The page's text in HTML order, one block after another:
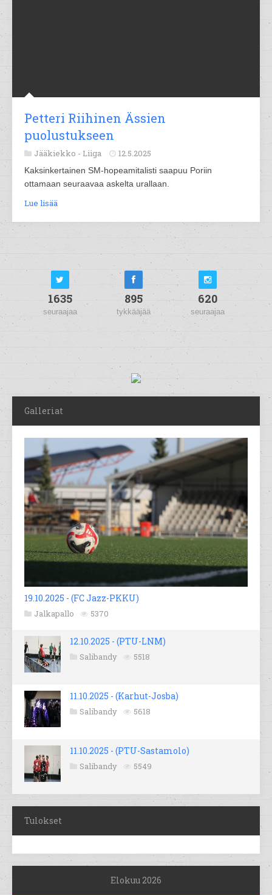
Petteri Riihinen Ässien
puolustukseen
Jääkiekko - Liiga 12.5.2025
Kaksinkertainen SM-hopeamitalisti saapuu Poriin
ottamaan seuraavaa askelta urallaan.
Lue lisää
1635
seuraajaa
895
tykkääjää
620
seuraajaa
Galleriat
19.10.2025 - (FC Jazz-PKKU)
Jalkapallo 5370
12.10.2025 - (PTU-LNM)
Salibandy 5518
11.10.2025 - (Karhut-Josba)
Salibandy 5618
11.10.2025 - (PTU-Sastamolo)
Salibandy 5549
Tulokset
Elokuu 2026